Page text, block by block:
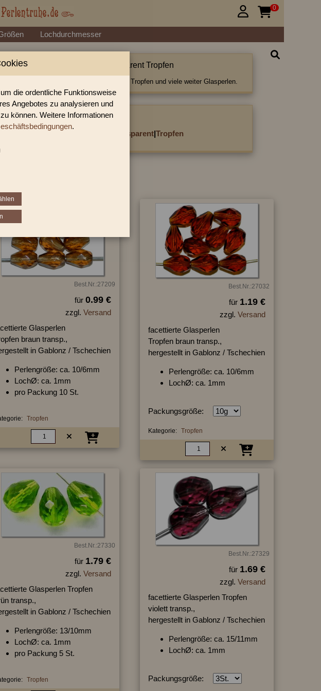
 0
Lochdurchmesser
Glasperlen facettiert transparent Tropfen
Glasperlen facettiert transparent Tropfen und viele weiter Glasperlen.
befinden sich in folgender Kategorie:
facettiert transparent facettiert transparent|Tropfen
Best.Nr.:27209
für 0.99 €
zzgl. Versand
Glasperlen
braun transp.,
in Gablonz / Tschechien
Perlengröße: ca. 10/6mm
LochØ: ca. 1mm
pro Packung 10 St.
Tropfen
Best.Nr.:27032
für 1.19 €
zzgl. Versand
facettierte Glasperlen
Tropfen braun transp.,
hergestellt in Gablonz / Tschechien
Perlengröße: ca. 10/6mm
LochØ: ca. 1mm
Packungsgröße:
Kategorie: Tropfen
Best.Nr.:27330
für 1.79 €
zzgl. Versand
Glasperlen Tropfen
transp.,
in Gablonz / Tschechien
Perlengröße: 13/10mm
LochØ: ca. 1mm
pro Packung 5 St.
Tropfen
Best.Nr.:27329
für 1.69 €
zzgl. Versand
facettierte Glasperlen Tropfen
violett transp.,
hergestellt in Gablonz / Tschechien
Perlengröße: ca. 15/11mm
LochØ: ca. 1mm
Packungsgröße:
die ordentliche Funktionsweise
Angebotes zu analysieren und
können. Weitere Informationen
.